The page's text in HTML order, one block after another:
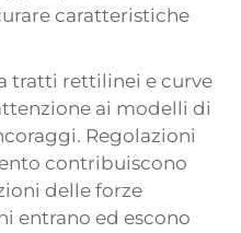
caratteristiche
tratti rettilinei e curve
ai modelli di
Regolazioni
contribuiscono
delle forze
entrano ed escono